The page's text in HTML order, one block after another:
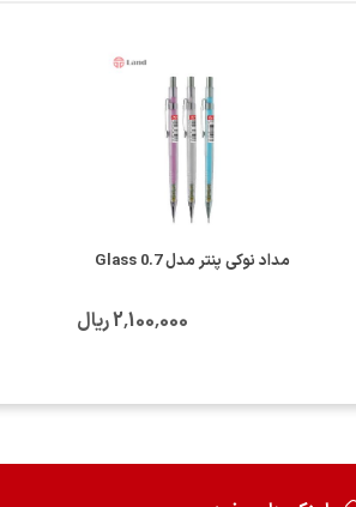
مداد نوکی پنتر مدل Glass 0.7
2٬100٬000 ریال